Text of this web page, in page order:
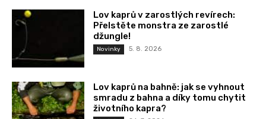
Lov kaprů v zarostlých revírech:
Přelstěte monstra ze zarostlé
džungle!
Novinky 5. 8. 2026
Lov kaprů na bahně: jak se vyhnout
smradu z bahna a díky tomu chytit
životního kapra?